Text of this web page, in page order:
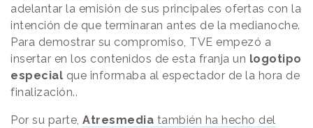
adelantar la emisión de sus principales ofertas con la
intención de que terminaran antes de la medianoche.
Para demostrar su compromiso, TVE empezó a
insertar en los contenidos de esta franja un logotipo
especial que informaba al espectador de la hora de
finalización..
Por su parte, Atresmedia también ha hecho del